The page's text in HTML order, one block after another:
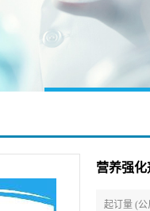
营养强
起订量 (公